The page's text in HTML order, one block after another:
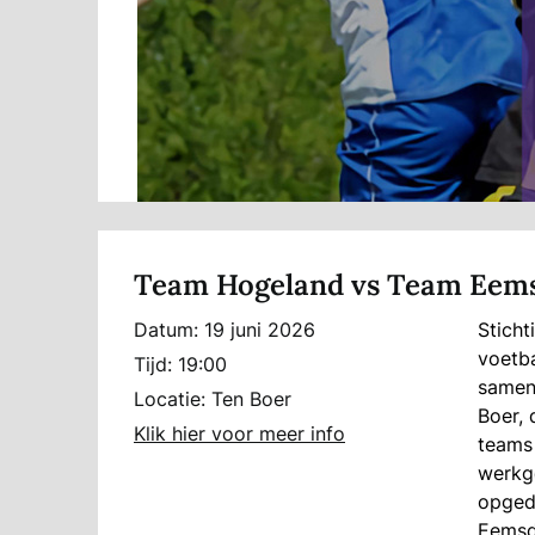
Team Hogeland vs Team
Datum: 19 juni 2026
Tijd: 19:00
Locatie: Ten Boer
Klik hier voor meer info
Boer,